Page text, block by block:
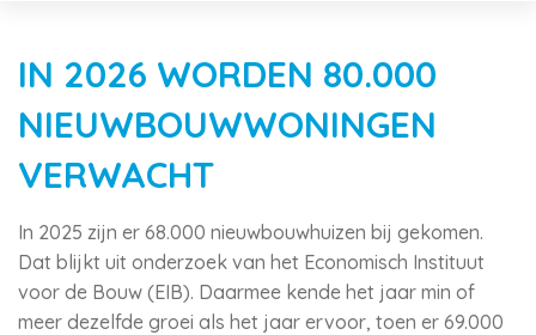
IN 2026 WORDEN 80.000
NIEUWBOUWWONINGEN
VERWACHT
In 2025 zijn er 68.000 nieuwbouwhuizen bij gekomen.
Dat blijkt uit onderzoek van het Economisch Instituut
voor de Bouw (EIB). Daarmee kende het jaar min of
meer dezelfde groei als het jaar ervoor, toen er 69.000